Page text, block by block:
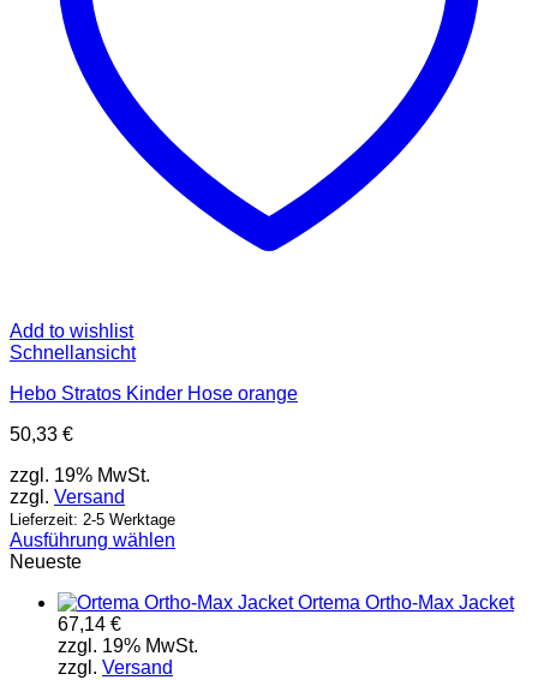
Add to wishlist
Schnellansicht
Hebo Stratos Kinder Hose orange
50,33 €
zzgl. 19% MwSt.
zzgl. Versand
Lieferzeit: 2-5 Werktage
Ausführung wählen
Dieses
weist
mehrere
Varianten
Neueste
Ortema Ortho-Max Jacket
67,14 €
zzgl. 19% MwSt.
zzgl. Versand